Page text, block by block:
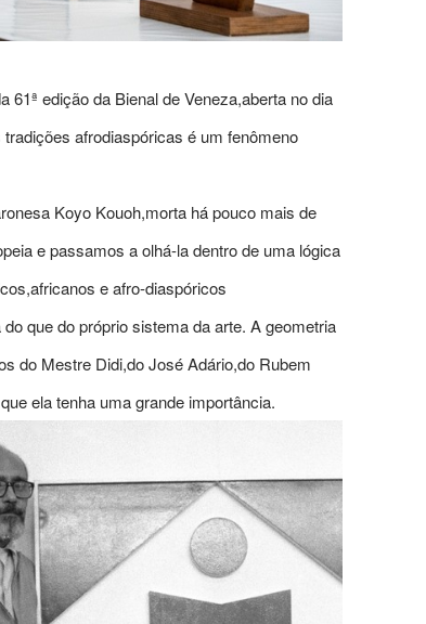
edição da Bienal de Veneza,aberta no dia
afrodiaspóricas é um fenômeno
Koyo Kouoh,morta há pouco mais de
e passamos a olhá-la dentro de uma lógica
e afro-diaspóricos
que do próprio sistema da arte. A geometria
do Mestre Didi,do José Adário,do Rubem
ela tenha uma grande importância.